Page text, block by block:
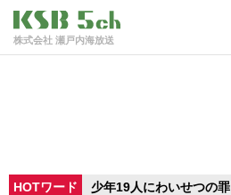
株式会社 瀬戸内海放送
HOTワード 少年19人にわいせつの罪